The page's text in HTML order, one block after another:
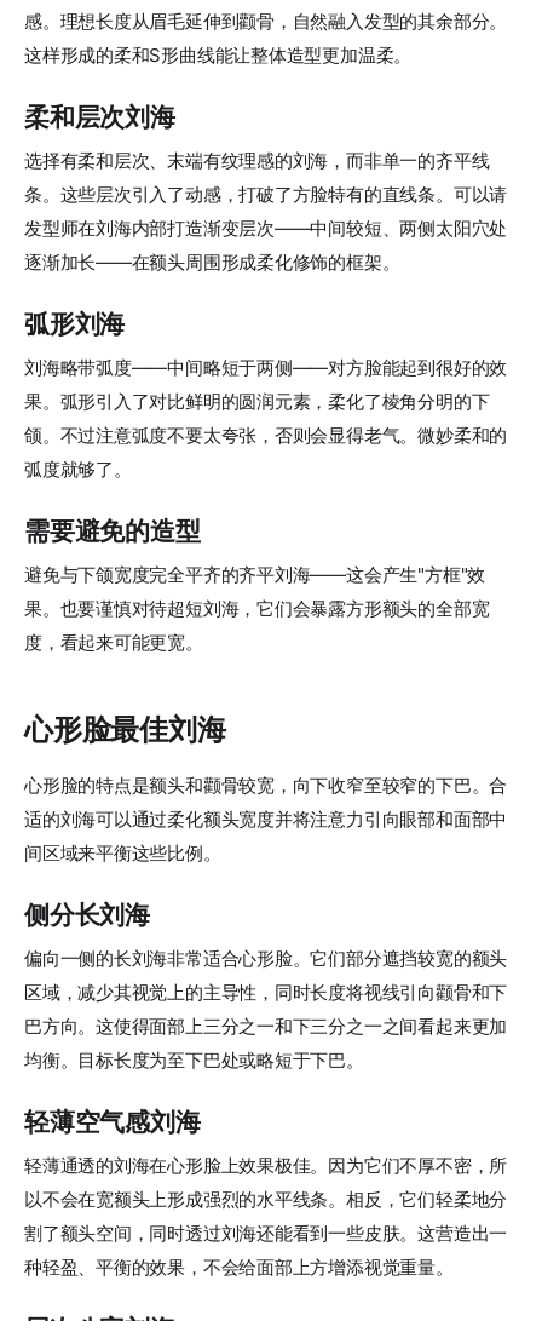
感。理想长度从眉毛延伸到颧骨，自然融入发型的其余部分。
这样形成的柔和S形曲线能让整体造型更加温柔。
柔和层次刘海
选择有柔和层次、末端有纹理感的刘海，而非单一的齐平线
条。这些层次引入了动感，打破了方脸特有的直线条。可以请
发型师在刘海内部打造渐变层次——中间较短、两侧太阳穴处
逐渐加长——在额头周围形成柔化修饰的框架。
弧形刘海
刘海略带弧度——中间略短于两侧——对方脸能起到很好的效
果。弧形引入了对比鲜明的圆润元素，柔化了棱角分明的下
颌。不过注意弧度不要太夸张，否则会显得老气。微妙柔和的
弧度就够了。
需要避免的造型
避免与下颌宽度完全平齐的齐平刘海——这会产生"方框"效
果。也要谨慎对待超短刘海，它们会暴露方形额头的全部宽
度，看起来可能更宽。
心形脸最佳刘海
心形脸的特点是额头和颧骨较宽，向下收窄至较窄的下巴。合
适的刘海可以通过柔化额头宽度并将注意力引向眼部和面部中
间区域来平衡这些比例。
侧分长刘海
偏向一侧的长刘海非常适合心形脸。它们部分遮挡较宽的额头
区域，减少其视觉上的主导性，同时长度将视线引向颧骨和下
巴方向。这使得面部上三分之一和下三分之一之间看起来更加
均衡。目标长度为至下巴处或略短于下巴。
轻薄空气感刘海
轻薄通透的刘海在心形脸上效果极佳。因为它们不厚不密，所
以不会在宽额头上形成强烈的水平线条。相反，它们轻柔地分
割了额头空间，同时透过刘海还能看到一些皮肤。这营造出一
种轻盈、平衡的效果，不会给面部上方增添视觉重量。